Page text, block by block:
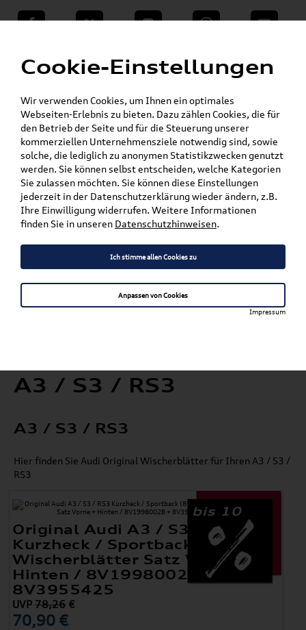
teilen Twitter Instagram WhatsApp E-Mail
VW Shop - VW Originalteile und Zubehör »
» Audi Original Teile »
Wischerblätter » A3 / S3 / RS3
Mein Kundenkonto Warenkorb
Artikel für ihr Modell
Marke wählen
Modell wählen
Karosserieform wählen
A3 / S3 / RS3
A3 / S3 / RS3
Hier finden Sie Audi Original Wischerblätter für Ihren A3 / S3 /
RS3
bis 10
Original Audi A3 / S3 / RS3
Kurzheck / Sportback (8V)
Wischerblätter Satz Vorne +
Hinten / 8V1998002B +
8V3955425
UVP78,26 €
70,90 €
Cookie-Einstellungen
Wir verwenden Cookies, um Ihnen ein optimales
Webseiten-Erlebnis zu bieten. Dazu zählen Cookies, die für
den Betrieb der Seite und für die Steuerung unserer
kommerziellen Unternehmensziele notwendig sind, sowie
solche, die lediglich zu anonymen Statistikzwecken genutzt
werden. Sie können selbst entscheiden, welche Kategorien
Sie zulassen möchten. Sie können diese Einstellungen
jederzeit in der Datenschutzerklärung wieder ändern, z.B.
Ihre Einwilligung widerrufen. Weitere Informationen
finden Sie in unseren Datenschutzhinweisen.
Ich stimme allen Cookies zu
Anpassen von Cookies
Impressum